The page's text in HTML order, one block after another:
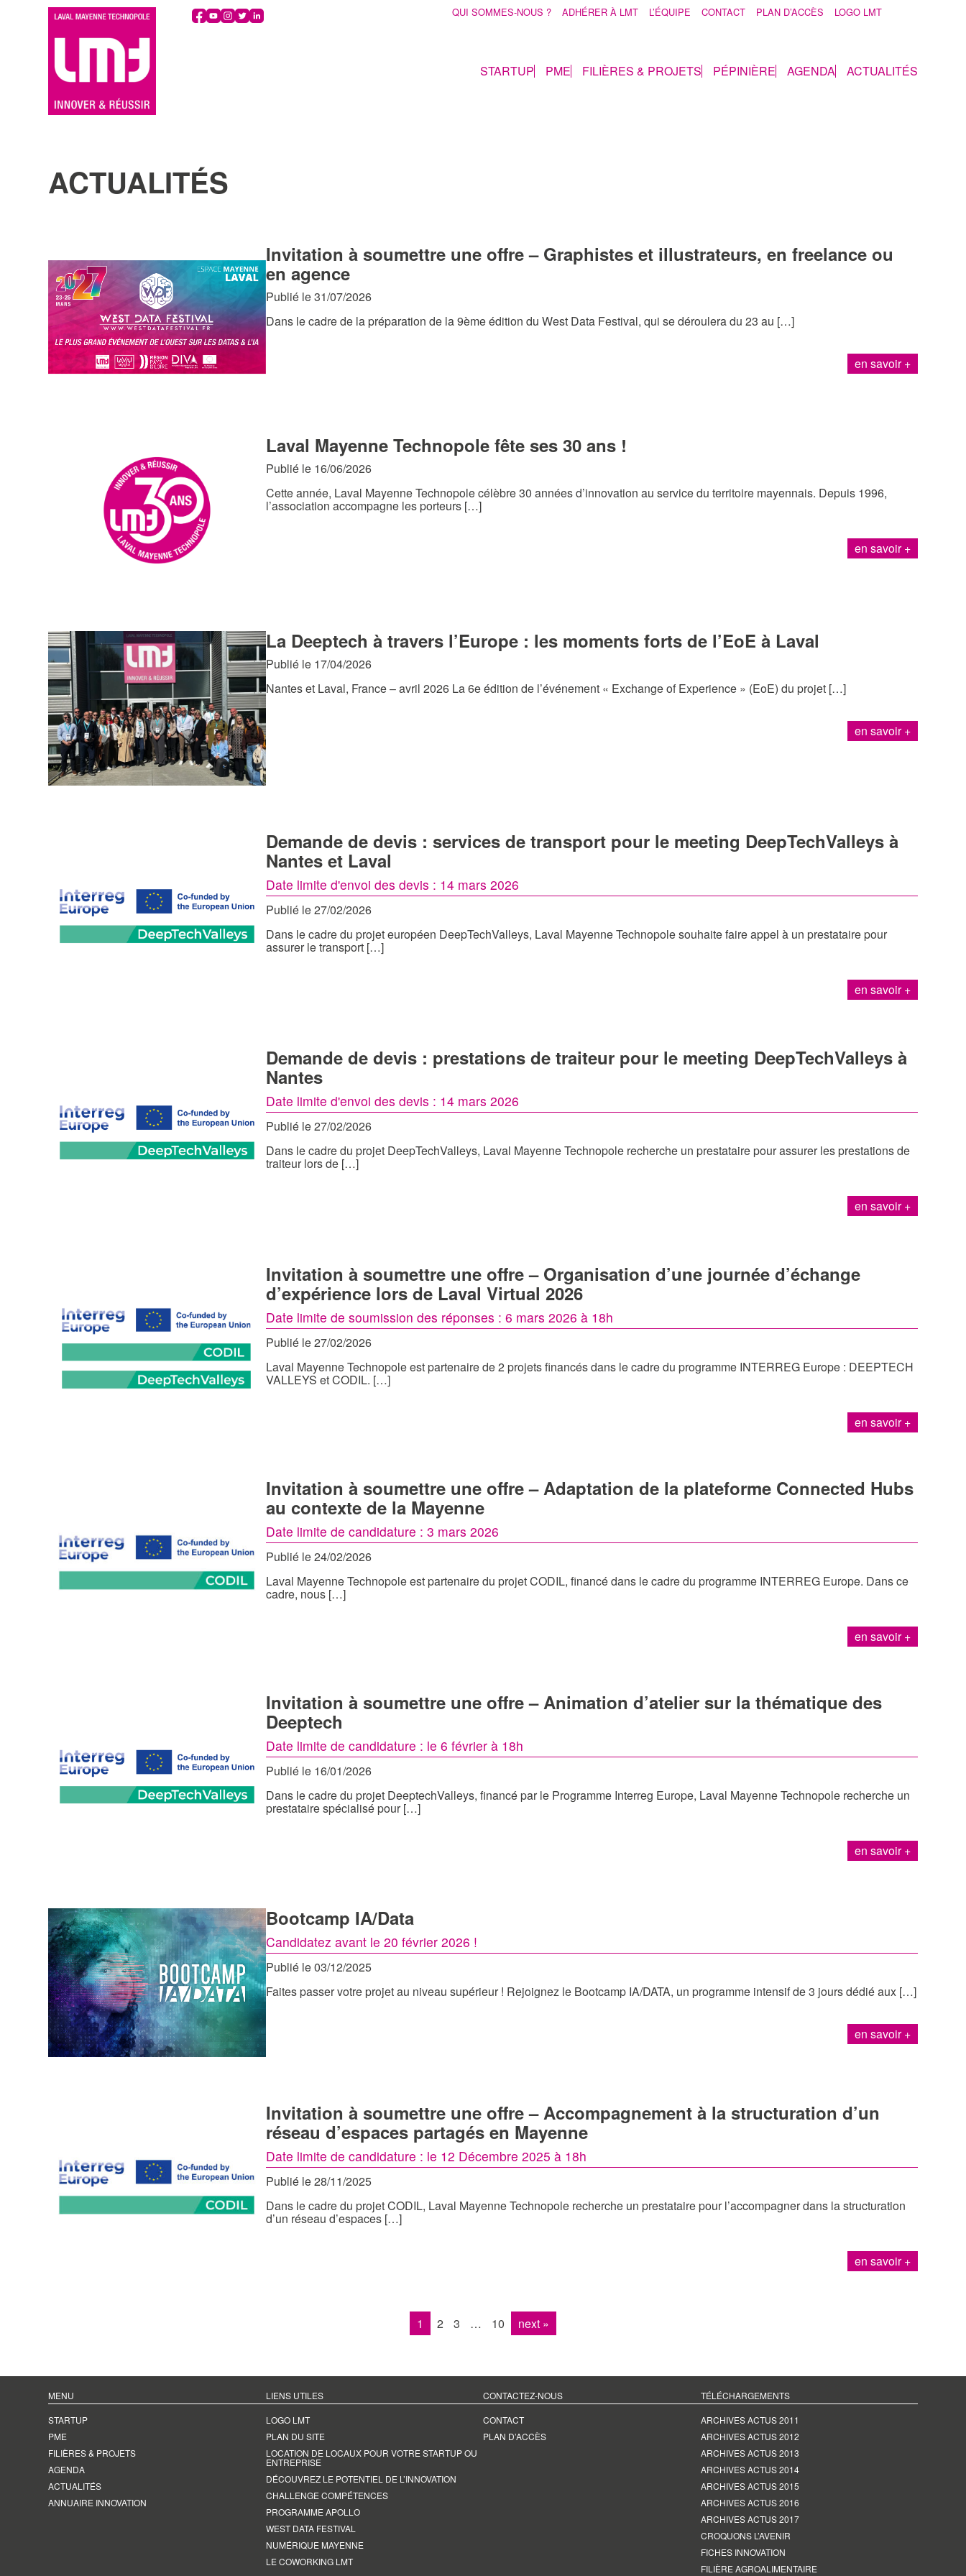
STARTUP PME FILIÈRES & PROJETS PÉPINIÈRE AGENDA ACTUALITÉS
QUI SOMMES-NOUS ? ADHÉRER À LMT L’ÉQUIPE CONTACT PLAN D’ACCÈS LOGO LMT
ACTUALITÉS
Invitation à soumettre une offre – Graphistes et illustrateurs, en freelance ou
en agence
Publié le 31/07/2026
Dans le cadre de la préparation de la 9ème édition du West Data Festival, qui se déroulera du 23 au […]
en savoir +
Laval Mayenne Technopole fête ses 30 ans !
Publié le 16/06/2026
Cette année, Laval Mayenne Technopole célèbre 30 années d’innovation au service du territoire mayennais. Depuis 1996,
l’association accompagne les porteurs […]
en savoir +
La Deeptech à travers l’Europe : les moments forts de l’EoE à Laval
Publié le 17/04/2026
Nantes et Laval, France – avril 2026 La 6e édition de l’événement « Exchange of Experience » (EoE) du projet […]
en savoir +
Demande de devis : services de transport pour le meeting DeepTechValleys à
Nantes et Laval
Date limite d'envoi des devis : 14 mars 2026
Publié le 27/02/2026
Dans le cadre du projet européen DeepTechValleys, Laval Mayenne Technopole souhaite faire appel à un prestataire pour
assurer le transport […]
en savoir +
Demande de devis : prestations de traiteur pour le meeting DeepTechValleys à
Nantes
Date limite d'envoi des devis : 14 mars 2026
Publié le 27/02/2026
Dans le cadre du projet DeepTechValleys, Laval Mayenne Technopole recherche un prestataire pour assurer les prestations de
traiteur lors de […]
en savoir +
Invitation à soumettre une offre – Organisation d’une journée d’échange
d’expérience lors de Laval Virtual 2026
Date limite de soumission des réponses : 6 mars 2026 à 18h
Publié le 27/02/2026
Laval Mayenne Technopole est partenaire de 2 projets financés dans le cadre du programme INTERREG Europe : DEEPTECH
VALLEYS et CODIL. […]
en savoir +
Invitation à soumettre une offre – Adaptation de la plateforme Connected Hubs
au contexte de la Mayenne
Date limite de candidature : 3 mars 2026
Publié le 24/02/2026
Laval Mayenne Technopole est partenaire du projet CODIL, financé dans le cadre du programme INTERREG Europe. Dans ce
cadre, nous […]
en savoir +
Invitation à soumettre une offre – Animation d’atelier sur la thématique des
Deeptech
Date limite de candidature : le 6 février à 18h
Publié le 16/01/2026
Dans le cadre du projet DeeptechValleys, financé par le Programme Interreg Europe, Laval Mayenne Technopole recherche un
prestataire spécialisé pour […]
en savoir +
Bootcamp IA/Data
Candidatez avant le 20 février 2026 !
Publié le 03/12/2025
Faites passer votre projet au niveau supérieur ! Rejoignez le Bootcamp IA/DATA, un programme intensif de 3 jours dédié aux […]
en savoir +
Invitation à soumettre une offre – Accompagnement à la structuration d’un
réseau d’espaces partagés en Mayenne
Date limite de candidature : le 12 Décembre 2025 à 18h
Publié le 28/11/2025
Dans le cadre du projet CODIL, Laval Mayenne Technopole recherche un prestataire pour l’accompagner dans la structuration
d’un réseau d’espaces […]
en savoir +
1 2 3 … 10 next »
MENU
STARTUP
PME
FILIÈRES & PROJETS
AGENDA
ACTUALITÉS
ANNUAIRE INNOVATION
LIENS UTILES
LOGO LMT
PLAN DU SITE
LOCATION DE LOCAUX POUR VOTRE STARTUP OU
ENTREPRISE
DÉCOUVREZ LE POTENTIEL DE L’INNOVATION
CHALLENGE COMPÉTENCES
PROGRAMME APOLLO
WEST DATA FESTIVAL
NUMÉRIQUE MAYENNE
LE COWORKING LMT
CONTACTEZ-NOUS
CONTACT
PLAN D’ACCÈS
TÉLÉCHARGEMENTS
ARCHIVES ACTUS 2011
ARCHIVES ACTUS 2012
ARCHIVES ACTUS 2013
ARCHIVES ACTUS 2014
ARCHIVES ACTUS 2015
ARCHIVES ACTUS 2016
ARCHIVES ACTUS 2017
CROQUONS L’AVENIR
FICHES INNOVATION
FILIÈRE AGROALIMENTAIRE